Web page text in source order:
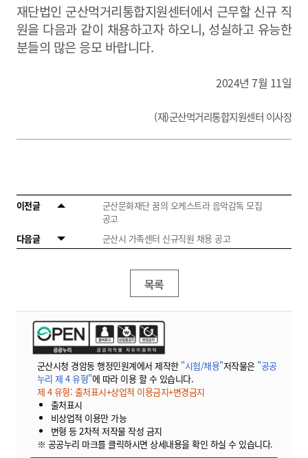
재단법인 군산먹거리통합지원센터에서 근무할 신규 직
원을 다음과 같이 채용하고자 하오니, 성실하고 유능한
분들의 많은 응모 바랍니다.
2024년 7월 11일
(재)군산먹거리통합지원센터 이사장
이전글
군산문화재단 꿈의 오케스트라 음악감독 모집
공고
다음글
군산시 가족센터 신규직원 채용 공고
목록
군산시청 경암동 행정민원계에서 제작한 "시험/채용"저작물은 "공공
누리 제 4 유형"에 따라 이용 할 수 있습니다.
제 4 유형: 출처표시+상업적 이용금지+변경금지
출처표시
비상업적 이용만 가능
변형 등 2차적 저작물 작성 금지
※ 공공누리 마크를 클릭하시면 상세내용을 확인 하실 수 있습니다.